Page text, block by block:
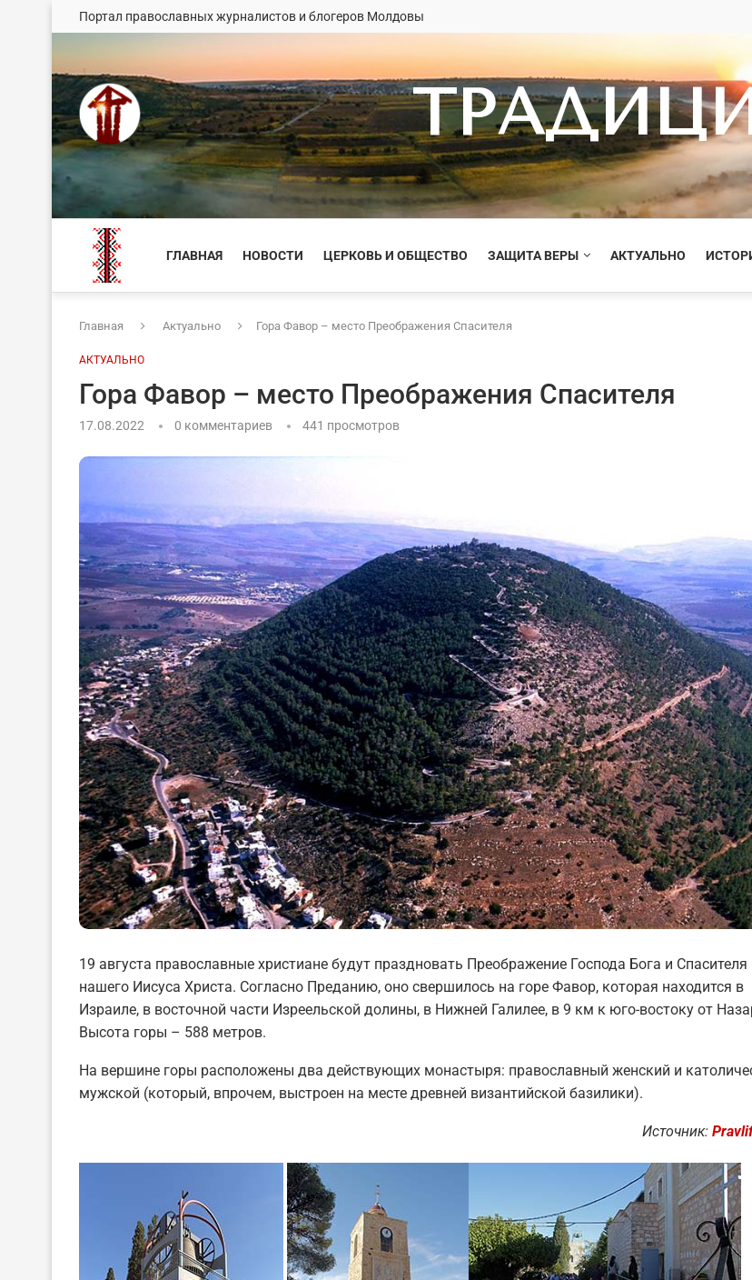
Портал православных журналистов и блогеров Молдовы
ГЛАВНАЯ НОВОСТИ ЦЕРКОВЬ И ОБЩЕСТВО ЗАЩИТА ВЕРЫ АКТУАЛЬНО
Главная Актуально Гора Фавор – место Преображения Спасителя
АКТУАЛЬНО
Гора Фавор – место Преображения Спасителя
17.08.2022 0 комментариев 441 просмотров
19 августа православные христиане будут праздновать Преображение Господа Бога и Спасителя
нашего Иисуса Христа. Согласно Преданию, оно свершилось на горе Фавор, которая находится в
Израиле, в восточной части Изреельской долины, в Нижней Галилее, в 9 км к юго-востоку от
Высота горы – 588 метров.
На вершине горы расположены два действующих монастыря: православный женский и
мужской (который, впрочем, выстроен на месте древней византийской базилики).
Источник: